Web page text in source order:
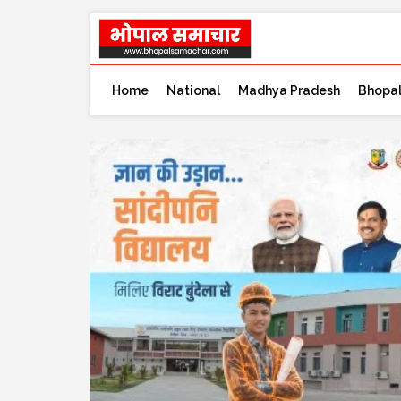
Home National Madhya Pradesh Bhopal